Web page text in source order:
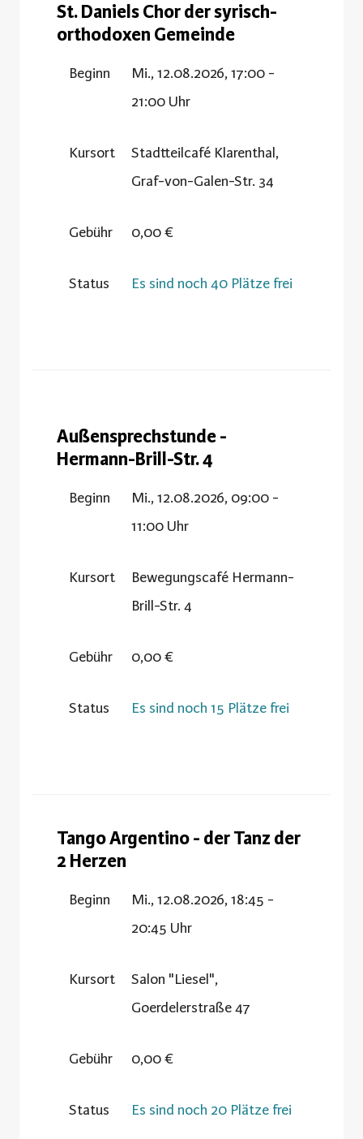
St. Daniels Chor der syrisch-
orthodoxen Gemeinde
Beginn
Mi., 12.08.2026, 17:00 -
21:00 Uhr
Kursort
Stadtteilcafé Klarenthal,
Graf-von-Galen-Str. 34
Gebühr 0,00 €
Status Es sind noch 40 Plätze frei
Außensprechstunde -
Hermann-Brill-Str. 4
Beginn
Mi., 12.08.2026, 09:00 -
11:00 Uhr
Kursort
Bewegungscafé Hermann-
Brill-Str. 4
Gebühr 0,00 €
Status Es sind noch 15 Plätze frei
Tango Argentino - der Tanz der
2 Herzen
Beginn
Mi., 12.08.2026, 18:45 -
20:45 Uhr
Kursort
Salon "Liesel",
Goerdelerstraße 47
Gebühr 0,00 €
Status Es sind noch 20 Plätze frei